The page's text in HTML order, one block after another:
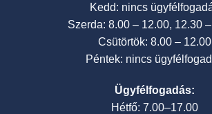
Kedd: nincs
Szerda: 8.00 – 12.00, 12.30
Csütörtök: 8.00 – 12.00
Péntek: nincs
Ügyfélfogadás:
Hétfő: 7.00–17.00